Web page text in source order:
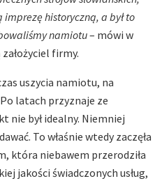
historyczną, a był to
namiotu– mówi w
firmy.
uszycia namiotu, na
latach przyznaje ze
nie był idealny. Niemniej
To właśnie wtedy zaczęła
która niebawem przerodziła
jakości świadczonych usług,